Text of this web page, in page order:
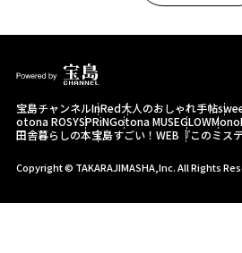
宝島チャンネルInRed大人のおしゃれ手帖
otona ROSYSPRiNGotona MUSEGLOW
田舎暮らしの本宝島すごい！WEB 『このミス
Copyright © TAKARAJIMASHA,Inc. All Rights